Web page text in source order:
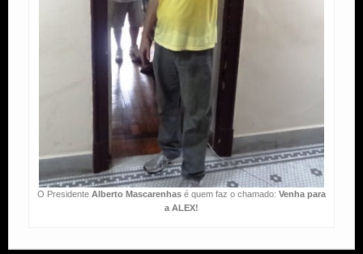
O PresidenteAlberto Mascarenhasé quem faz o chamado: Venha para
a ALEX!